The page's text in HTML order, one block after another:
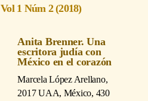
Vol 1 Núm 2 (2018)
Anita Brenner. Una
escritora judía con
México en el corazón
Marcela López Arellano,
2017 UAA, México, 430